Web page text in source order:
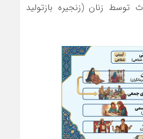
توسط زنان (زنجیره بازتولید